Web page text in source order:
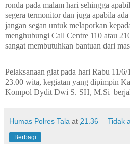
ronda pada malam hari sehingga
segera termonitor dan juga apabila
jangan segan untuk melaporkan
menghubungi Call Centre 110 atau
sangat membutuhkan bantuan dari
Pelaksanaan giat pada hari Rabu 11/
23.00 wita, kegiatan yang dipimpin
Kompol Dydit Dwi S. SH, M.Si
Humas Polres Tala at 21.36 Tidak
Berbagi